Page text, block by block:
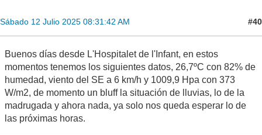
Sábado 12 Julio 2025 08:31:42 AM #40
Buenos días desde L'Hospitalet de l'Infant, en estos
momentos tenemos los siguientes datos, 26,7ºC con 82% de
humedad, viento del SE a 6 km/h y 1009,9 Hpa con 373
W/m2, de momento un bluff la situación de lluvias, lo de la
madrugada y ahora nada, ya solo nos queda esperar lo de
las próximas horas.